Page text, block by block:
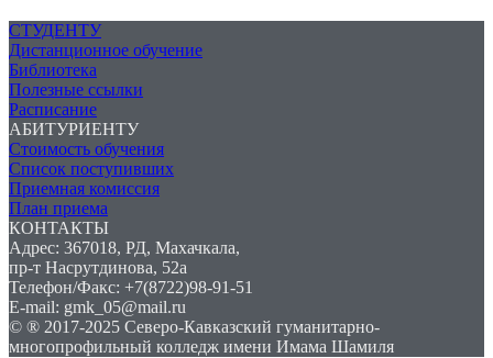
СТУДЕНТУ
Дистанционное обучение
Библиотека
Полезные ссылки
Расписание
АБИТУРИЕНТУ
Стоимость обучения
Список поступивших
Приемная комиссия
План приема
КОНТАКТЫ
Адрес: 367018, РД, Махачкала,
пр-т Насрутдинова, 52а
Телефон/Факс: +7(8722)98-91-51
E-mail: gmk_05@mail.ru
© ® 2017-2025 Северо-Кавказский гуманитарно-
многопрофильный колледж имени Имама Шамиля